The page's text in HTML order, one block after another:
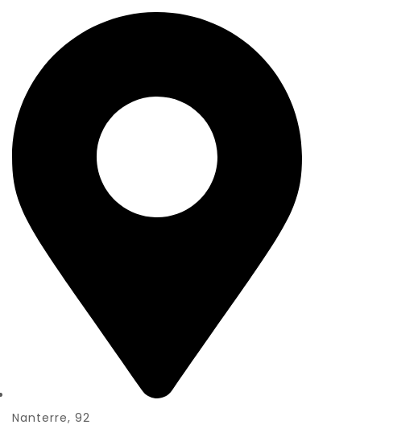
Nanterre, 92